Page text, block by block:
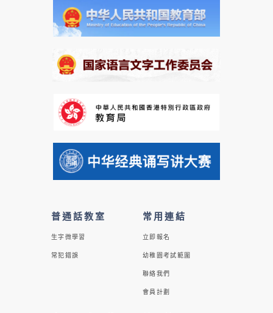
普通話教室
生字微學習
常犯錯誤
常用連結
立即報名
幼稚園考試範圍
聯絡我們
會員計劃